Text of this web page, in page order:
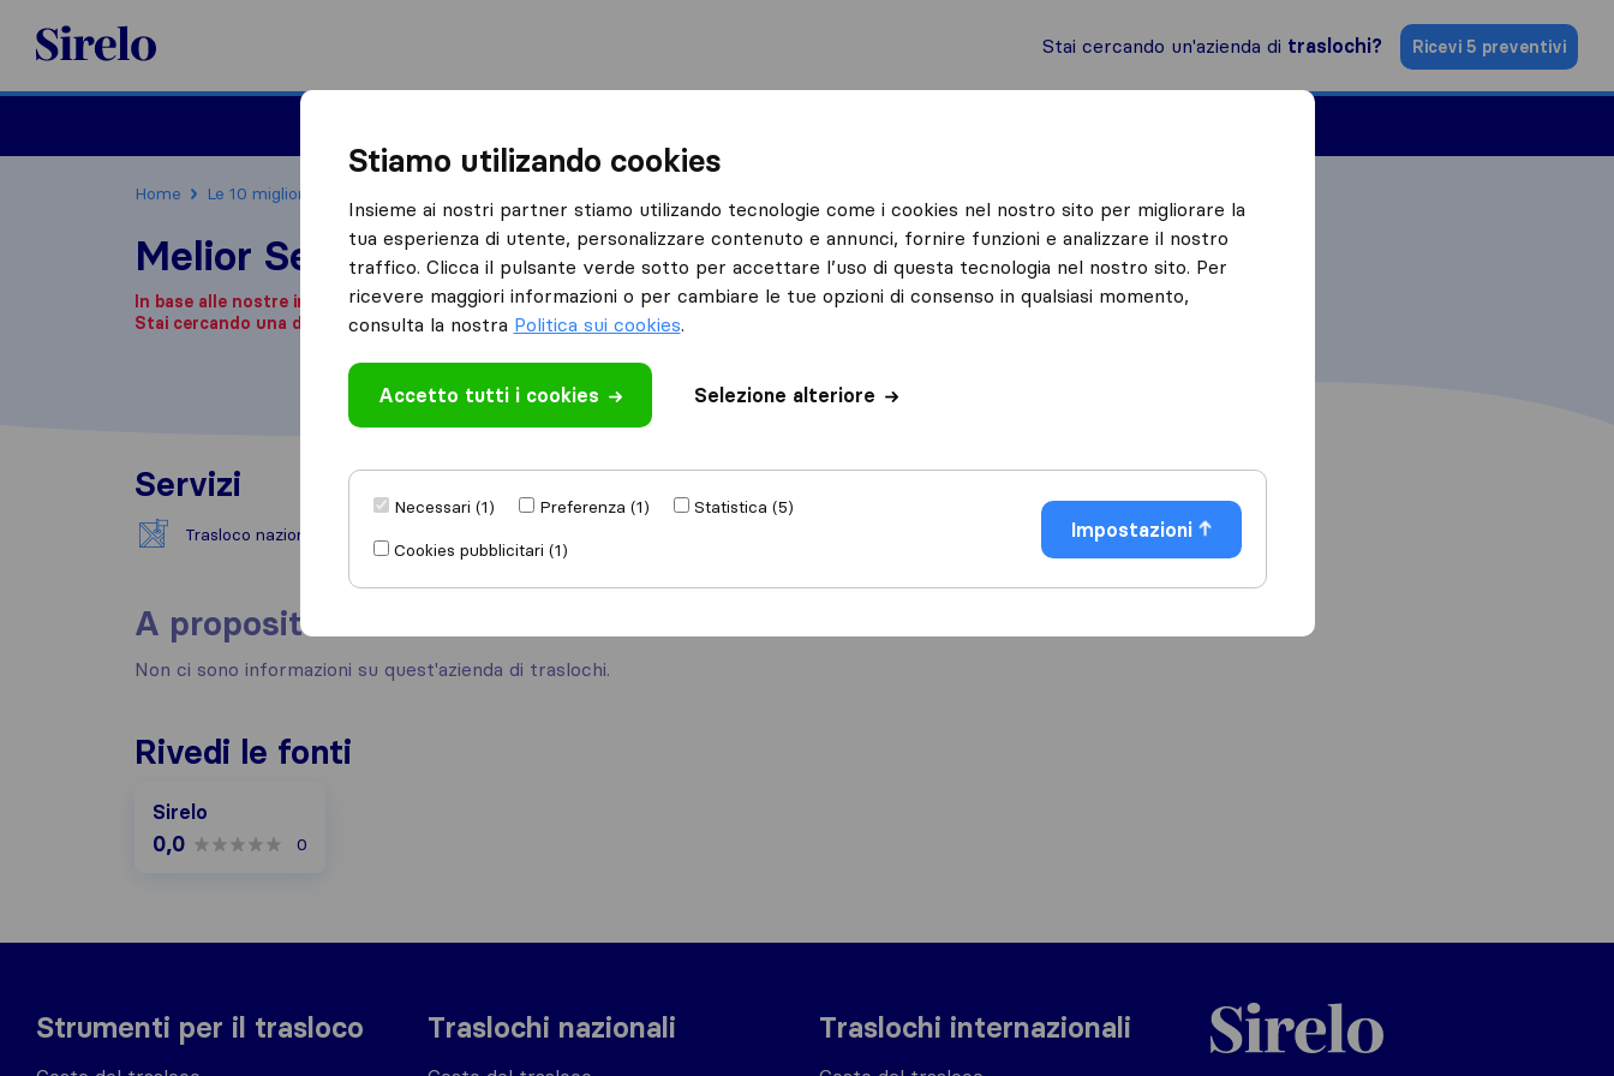
Sirelo.it
Stai cercando un'azienda di traslochi? Ricevi 5 preventivi
Home Le 10 migliori aziende di traslochi in Italia
Melior Service S.R.C.S
In base alle nostre informazioni, questa ditta non è più operativa.
Stai cercando una ditta di traslochi? Clicca qui.
Servizi
Trasloco nazionale
A proposito
Non ci sono informazioni su quest'azienda di traslochi.
Rivedi le fonti
Sirelo
0,0 0
Strumenti per il trasloco Traslochi nazionali Traslochi internazionali
Sirelo.it
Stiamo utilizando cookies
Insieme ai nostri partner stiamo utilizando tecnologie come i cookies nel nostro sito per migliorare la
tua esperienza di utente, personalizzare contenuto e annunci, fornire funzioni e analizzare il nostro
traffico. Clicca il pulsante verde sotto per accettare l’uso di questa tecnologia nel nostro sito. Per
ricevere maggiori informazioni o per cambiare le tue opzioni di consenso in qualsiasi momento,
consulta la nostra Politica sui cookies.
Accetto tutti i cookies Selezione alteriore
Necessari (1) Preferenza (1)
Statistica (5)
Cookies pubblicitari (1)
Impostazioni